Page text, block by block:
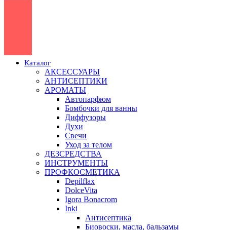
Каталог
АКСЕССУАРЫ
АНТИСЕПТИКИ
АРОМАТЫ
Автопарфюм
Бомбочки для ванны
Диффузоры
Духи
Свечи
Уход за телом
ДЕЗСРЕДСТВА
ИНСТРУМЕНТЫ
ПРОФКОСМЕТИКА
Depilflax
DolceVita
Igora Bonacrom
Inki
Антисептика
Биовоски, масла, бальзамы